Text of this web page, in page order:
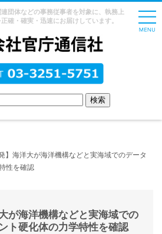
団体などの事務従事者を対象に、執務上
確・確実・迅速にお届けしています。
】海洋大が海洋機構などと実海域でのデータ
性を確認
が海洋機構などと実海域での
ト硬化体の力学特性を確認